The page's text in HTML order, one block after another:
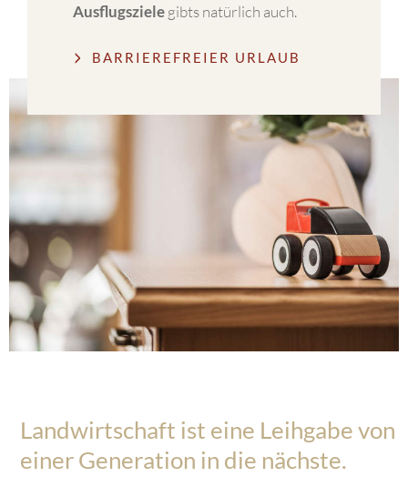
Ausflugszielegibts natürlich auch.
BARRIEREFREIER URLAUB
Landwirtschaft ist eine Leihgabe von
einer Generation in die nächste.